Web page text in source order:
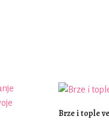
Brze i tople